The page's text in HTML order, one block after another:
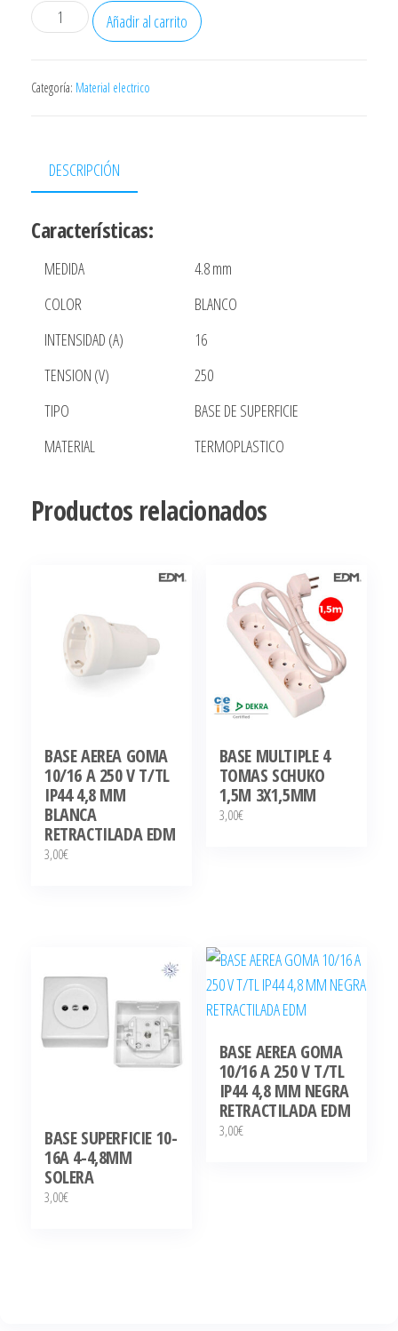
BASE
T/TL
CUADRADA
Añadir al carrito
Categoría: Material electrico
DESCRIPCIÓN
Características:
MEDIDA
4.8 mm
COLOR
BLANCO
INTENSIDAD (A)
16
TENSION (V)
250
TIPO
BASE DE SUPERFICIE
MATERIAL
TERMOPLASTICO
Productos relacionados
BASE AEREA GOMA
10/16 A 250 V T/TL
IP44 4,8 MM
BLANCA
RETRACTILADA EDM
3,00€
BASE MULTIPLE 4
TOMAS SCHUKO
1,5M 3X1,5MM
3,00€
BASE SUPERFICIE 10-
16A 4-4,8MM
SOLERA
3,00€
BASE AEREA GOMA
10/16 A 250 V T/TL
IP44 4,8 MM NEGRA
RETRACTILADA EDM
3,00€